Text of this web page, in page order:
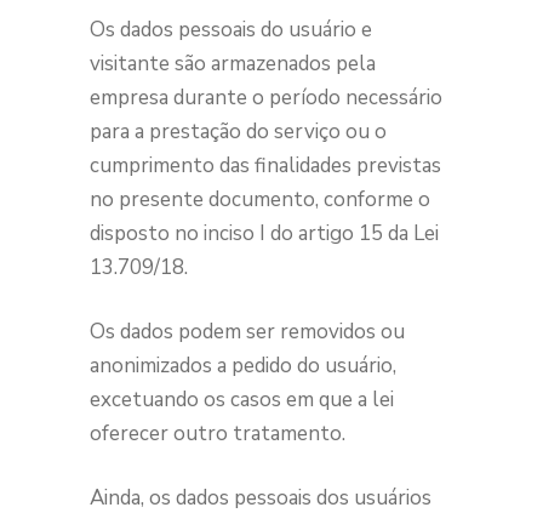
Os dados pessoais do usuário e
visitante são armazenados pela
empresa durante o período necessário
para a prestação do serviço ou o
cumprimento das finalidades previstas
no presente documento, conforme o
disposto no inciso I do artigo 15 da Lei
13.709/18.
Os dados podem ser removidos ou
anonimizados a pedido do usuário,
excetuando os casos em que a lei
oferecer outro tratamento.
Ainda, os dados pessoais dos usuários